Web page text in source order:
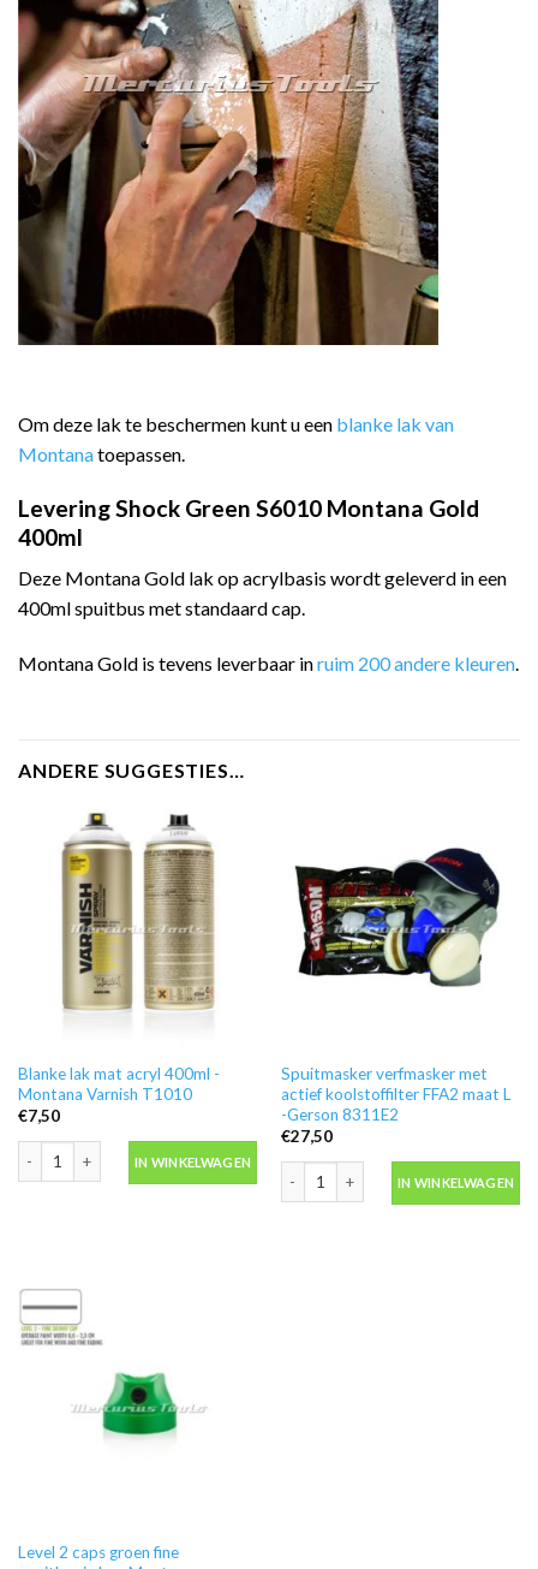
Om deze lak te beschermen kunt u een blanke lak van
Montanatoepassen.
Levering Shock Green S6010 Montana Gold
400ml
Deze Montana Gold lak op acrylbasis wordt geleverd in een
400ml spuitbus met standaard cap.
Montana Gold is tevens leverbaar inruim 200 andere kleuren.
ANDERE SUGGESTIES…
Blanke lak mat acryl 400ml -
Montana Varnish T1010
€7,50
Blanke lak mat acryl 400ml -Montana Varnish T1010 aantal
IN WINKELWAGEN
Spuitmasker verfmasker met
actief koolstoffilter FFA2 maat L
-Gerson 8311E2
€27,50
Spuitmasker verfmasker met actief
IN WINKELWAGEN
Level 2 caps groen fine